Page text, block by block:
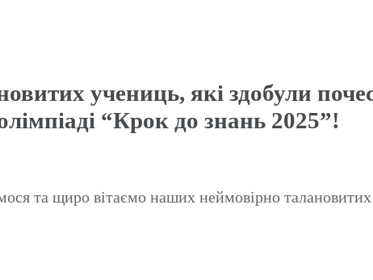
учениць, які здобули
“Крок до знань 2025”!
вітаємо наших неймовірно талановитих